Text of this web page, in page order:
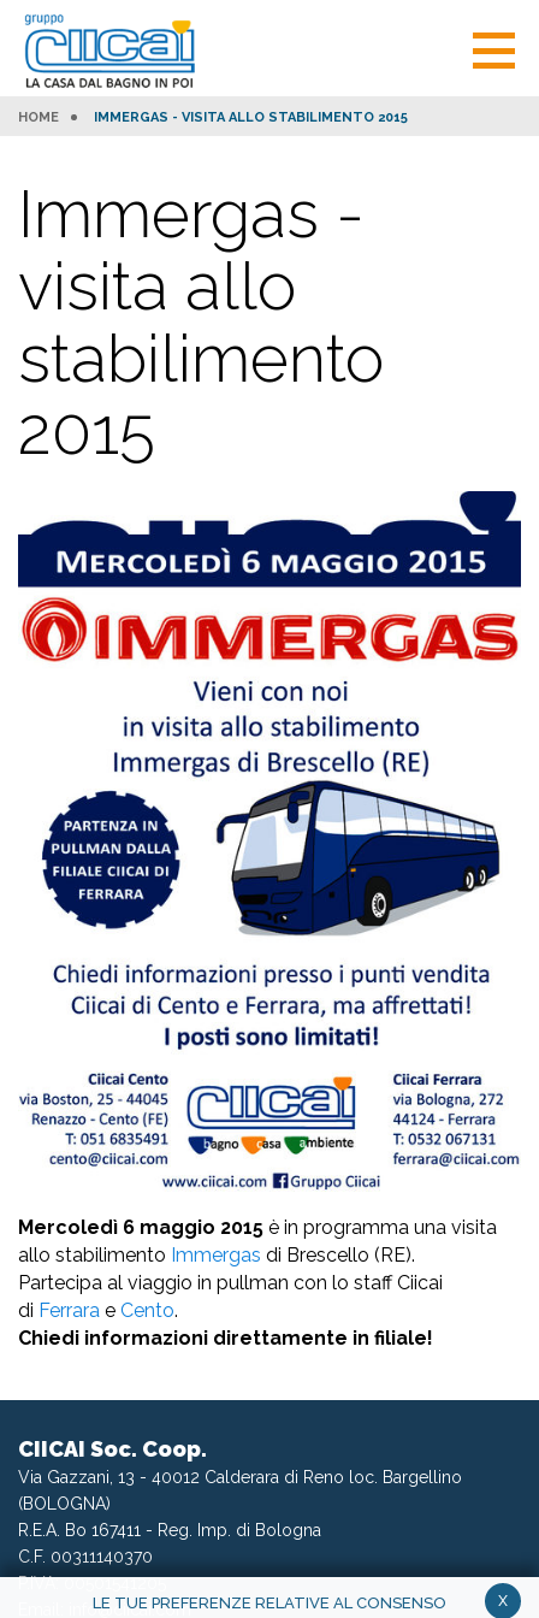
HOME IMMERGAS - VISITA ALLO STABILIMENTO 2015
Immergas -
visita allo
stabilimento
2015
Mercoledì 6 maggio 2015 è in programma una visita
allo stabilimento Immergas di Brescello (RE).
Partecipa al viaggio in pullman con lo staff Ciicai
di Ferrara e Cento.
Chiedi informazioni direttamente in filiale!
CIICAI Soc. Coop.
Via Gazzani, 13 - 40012 Calderara di Reno loc. Bargellino
(BOLOGNA)
R.E.A. Bo 167411 - Reg. Imp. di Bologna
C.F. 00311140370
P.IVA: 00501541205
info@ciicai.com x
LE TUE PREFERENZE RELATIVE AL CONSENSO